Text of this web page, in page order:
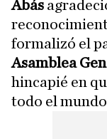
Abás
formalizó el
Asamblea
hincapié en
todo el